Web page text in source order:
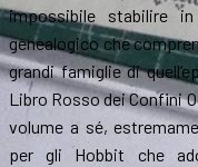
impossibile stabilire
genealogico che
grandi famiglie di
Libro Rosso dei Confini
volume a sé,
per gli Hobbit che